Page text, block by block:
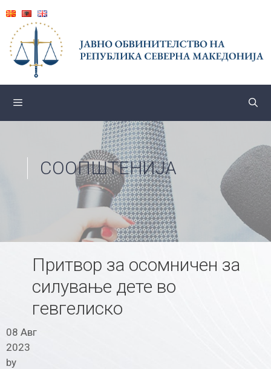
content
СООПШТЕНИЈА
Притвор за осомничен за
силување дете во
гевгелиско
08 Авг
2023
by